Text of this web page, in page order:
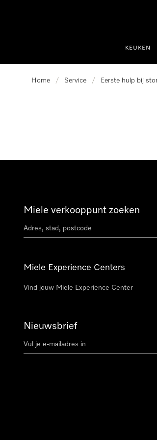
KEUKEN
Home / Service / Eerste hulp bij
Miele verkooppunt zoeken
Miele Experience Centers
Vind jouw Miele Experience Center
Nieuwsbrief